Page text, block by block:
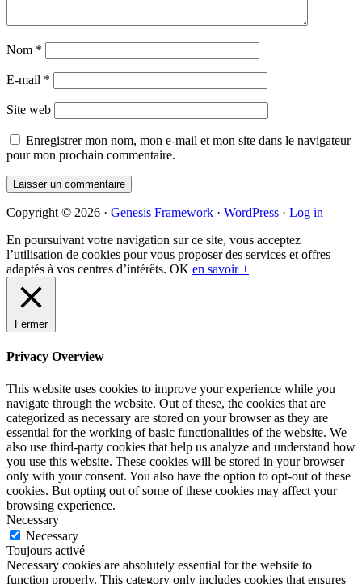
Nom *
E-mail *
Site web
Enregistrer mon nom, mon e-mail et mon site dans le navigateur
pour mon prochain commentaire.
Primary
Sidebar
Copyright © 2026 · Genesis Framework · WordPress · Log in
En poursuivant votre navigation sur ce site, vous acceptez
l’utilisation de cookies pour vous proposer des services et offres
adaptés à vos centres d’intérêts. OK en savoir +
Fermer
Privacy Overview
This website uses cookies to improve your experience while you
navigate through the website. Out of these, the cookies that are
categorized as necessary are stored on your browser as they are
essential for the working of basic functionalities of the website. We
also use third-party cookies that help us analyze and understand how
you use this website. These cookies will be stored in your browser
only with your consent. You also have the option to opt-out of these
cookies. But opting out of some of these cookies may affect your
browsing experience.
Necessary
Necessary
Toujours activé
Necessary cookies are absolutely essential for the website to
function properly. This category only includes cookies that ensures